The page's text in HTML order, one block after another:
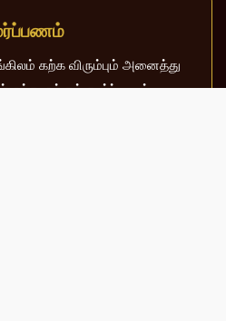
கற்க விரும்பும் அனைத்து
சமர்ப்பணம்.